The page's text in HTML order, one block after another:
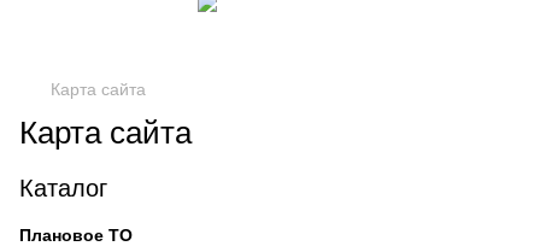
Карта сайта
Карта сайта
Каталог
Плановое ТО